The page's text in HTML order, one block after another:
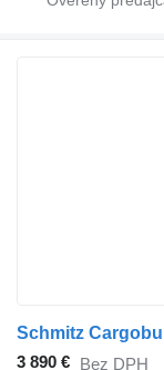
3 890 € Bez DPH